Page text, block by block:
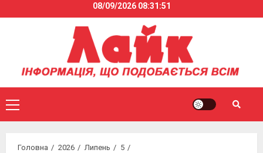
to
08/09/2026 08:31:52
Primary
Menu
Головна 2026 Липень
5